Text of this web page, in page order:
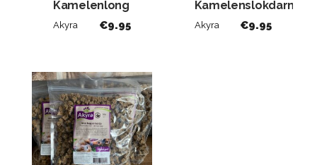
Kamelenlong
Akyra €9.95
Kamelenslokdarm
Akyra €9.95